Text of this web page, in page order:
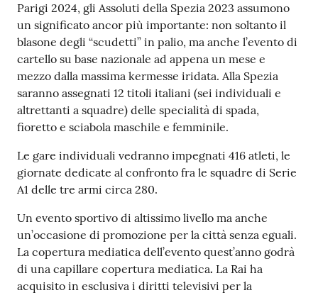
Parigi 2024, gli Assoluti della Spezia 2023 assumono
un significato ancor più importante: non soltanto il
blasone degli “scudetti” in palio, ma anche l’evento di
cartello su base nazionale ad appena un mese e
mezzo dalla massima kermesse iridata. Alla Spezia
saranno assegnati 12 titoli italiani (sei individuali e
altrettanti a squadre) delle specialità di spada,
fioretto e sciabola maschile e femminile.
Le gare individuali vedranno impegnati 416 atleti, le
giornate dedicate al confronto fra le squadre di Serie
A1 delle tre armi circa 280.
Un evento sportivo di altissimo livello ma anche
un’occasione di promozione per la città senza eguali.
La copertura mediatica dell’evento quest’anno godrà
di una capillare copertura mediatica. La Rai ha
acquisito in esclusiva i diritti televisivi per la